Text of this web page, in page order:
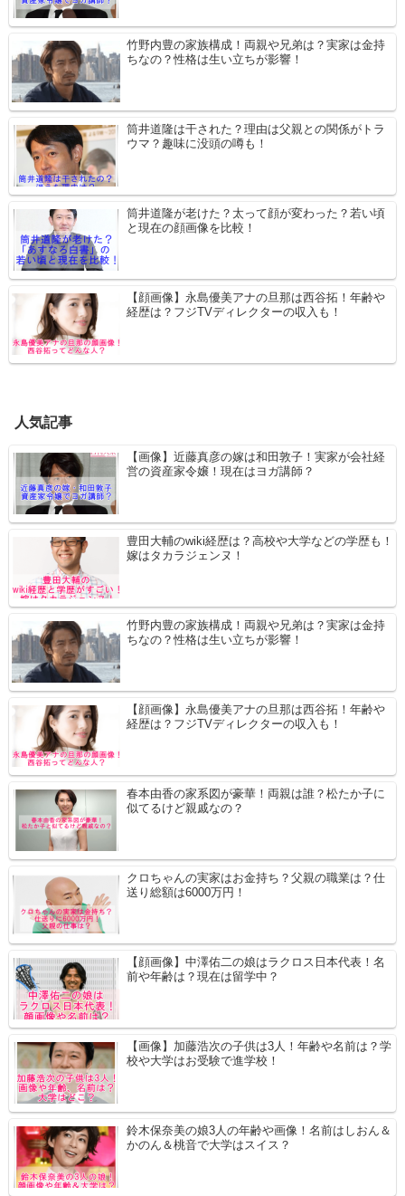
竹野内豊の家族構成！両親や兄弟は？実家は金持
ちなの？性格は生い立ちが影響！
筒井道隆は干された？理由は父親との関係がトラ
ウマ？趣味に没頭の噂も！
筒井道隆が老けた？太って顔が変わった？若い頃
と現在の顔画像を比較！
【顔画像】永島優美アナの旦那は西谷拓！年齢や
経歴は？フジTVディレクターの収入も！
人気記事
【画像】近藤真彦の嫁は和田敦子！実家が会社経
営の資産家令嬢！現在はヨガ講師？
豊田大輔のwiki経歴は？高校や大学などの学歴も！
嫁はタカラジェンヌ！
竹野内豊の家族構成！両親や兄弟は？実家は金持
ちなの？性格は生い立ちが影響！
【顔画像】永島優美アナの旦那は西谷拓！年齢や
経歴は？フジTVディレクターの収入も！
春本由香の家系図が豪華！両親は誰？松たか子に
似てるけど親戚なの？
クロちゃんの実家はお金持ち？父親の職業は？仕
送り総額は6000万円！
【顔画像】中澤佑二の娘はラクロス日本代表！名
前や年齢は？現在は留学中？
【画像】加藤浩次の子供は3人！年齢や名前は？学
校や大学はお受験で進学校！
鈴木保奈美の娘3人の年齢や画像！名前はしおん＆
かのん＆桃音で大学はスイス？